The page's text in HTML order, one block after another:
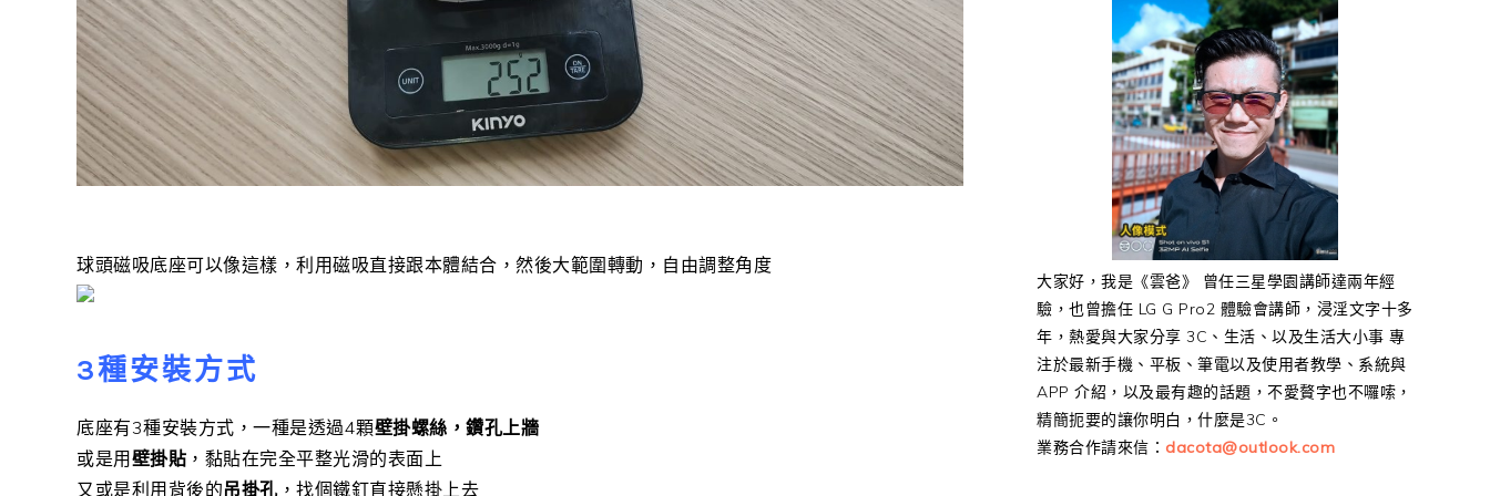
球頭磁吸底座可以像這樣，利用磁吸直接跟本體結合，然後大範圍轉動，自由調整角度
3種安裝方式
底座有3種安裝方式，一種是透過4顆壁掛螺絲，鑽孔上牆
或是用 壁掛貼 ，黏貼在完全平整光滑的表面上
又或是利用背後的吊掛孔，找個鐵釘直接懸掛上去
大家好，我是《雲爸》 曾任三星學園講師達兩年經
驗，也曾擔任 LG G Pro2 體驗會講師，浸淫文字十多
年，熱愛與大家分享 3C、生活、以及生活大小事 專
注於最新手機、平板、筆電以及使用者教學、系統與
APP 介紹，以及最有趣的話題，不愛贅字也不囉嗦，
精簡扼要的讓你明白，什麼是3C。
業務合作請來信： dacota@outlook.com